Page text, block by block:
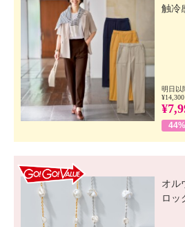
触冷
明日以
¥14,300
オル
ロッ